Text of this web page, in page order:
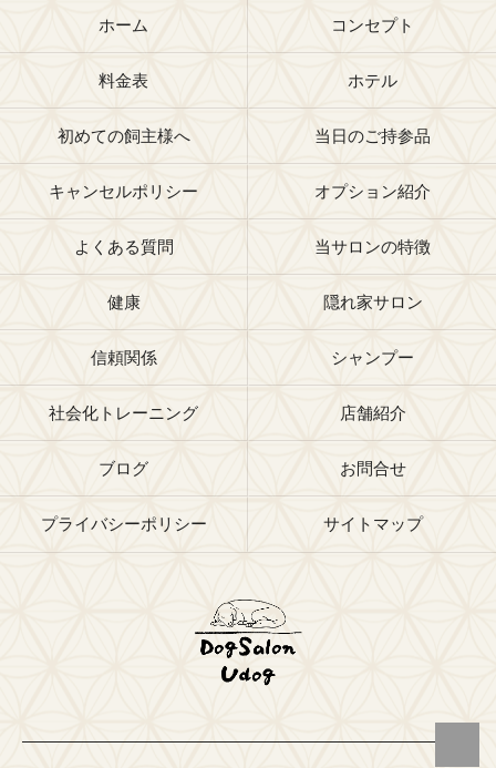
ホーム コンセプト
料金表 ホテル
初めての飼主様へ 当日のご持参品
キャンセルポリシー オプション紹介
よくある質問 当サロンの特徴
健康 隠れ家サロン
信頼関係 シャンプー
社会化トレーニング 店舗紹介
ブログ お問合せ
プライバシーポリシー サイトマップ